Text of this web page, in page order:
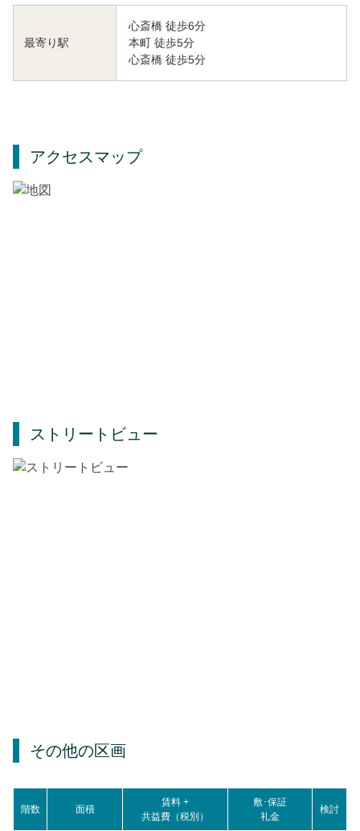
最寄り駅
心斎橋 徒歩6分
本町 徒歩5分
心斎橋 徒歩5分
アクセスマップ
ストリートビュー
その他の区画
階数 面積
賃料 +
共益費（税別）
敷･保証
礼金
検討